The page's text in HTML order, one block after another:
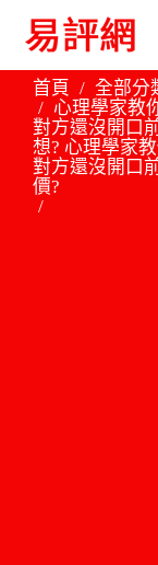
首頁 全部分
心理學家教
對方還沒開口
想? 心理學家
對方還沒開口
價?